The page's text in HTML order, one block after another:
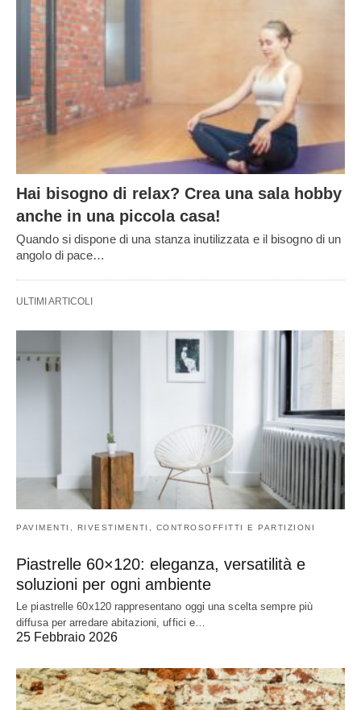
Hai bisogno di relax? Crea una sala hobby
anche in una piccola casa!
Quando si dispone di una stanza inutilizzata e il bisogno di un
angolo di pace…
ULTIMI ARTICOLI
PAVIMENTI, RIVESTIMENTI, CONTROSOFFITTI E PARTIZIONI
Piastrelle 60×120: eleganza, versatilità e
soluzioni per ogni ambiente
Le piastrelle 60x120 rappresentano oggi una scelta sempre più
diffusa per arredare abitazioni, uffici e…
25 Febbraio 2026